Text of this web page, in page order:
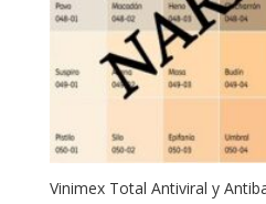
Vinimex Total Antiviral y